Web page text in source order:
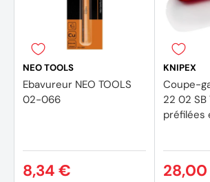
1X Ciseau à bois 6 mm (37-900) -
bi-matière
1X Ciseau à bois 12 mm (37-900) -
bi-matière
1X Ciseau à bois 18 mm (37-900) -
1X Ciseau à bois 24 mm (37-900) -
bi-matière
NEO TOOLS
Ebavureur NEO TOOLS
02-066
8,34 €
KNIPEX
Coupe-
22 02
préfilées